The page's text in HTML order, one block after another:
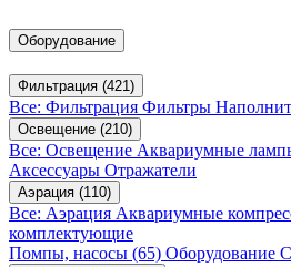
Оборудование
Фильтрация (421)
Все: Фильтрация Фильтры
Освещение (210)
Все: Освещение Аквариумные
Аксессуары Отражатели
Аэрация (110)
Все: Аэрация Аквариумные
комплектующие
Помпы, насосы (65) Оборудование